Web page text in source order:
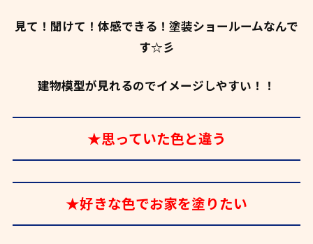
見て！聞けて！体感できる！塗装ショールームなんで
す☆彡
建物模型が見れるのでイメージしやすい！！
★思っていた色と違う
★好きな色でお家を塗りたい